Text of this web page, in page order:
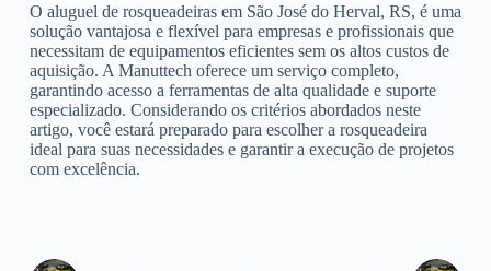
O aluguel de rosqueadeiras em São José do Herval, RS, é uma
solução vantajosa e flexível para empresas e profissionais que
necessitam de equipamentos eficientes sem os altos custos de
aquisição. A Manuttech oferece um serviço completo,
garantindo acesso a ferramentas de alta qualidade e suporte
especializado. Considerando os critérios abordados neste
artigo, você estará preparado para escolher a rosqueadeira
ideal para suas necessidades e garantir a execução de projetos
com excelência.